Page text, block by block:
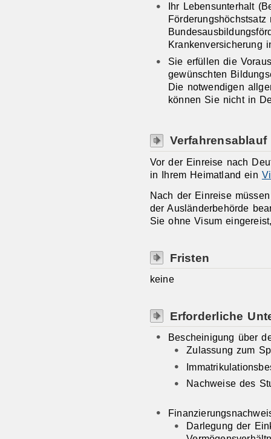
Ihr Lebensunterhalt
Förderungshöchstsatz
Krankenversicherung
Sie erfüllen die
gewünschten
Die notwendigen
können Sie nicht in
Verfahrensablauf
Vor der Einreise nach
in Ihrem Heimatland ein
Nach der Einreise
der Ausländerbehörde
Sie ohne Visum
Fristen
keine
Erforderliche
Bescheinigung über
Zulassung zum
Nachweise des
Darlegung der